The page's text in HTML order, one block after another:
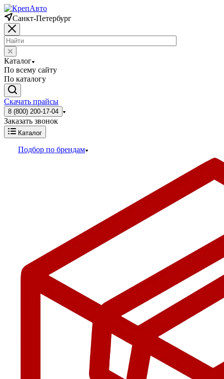
Санкт-Петербург
Каталог
По всему сайту
По каталогу
Скачать прайсы
8 (800) 200-17-04
Заказать звонок
Каталог
Подбор по брендам